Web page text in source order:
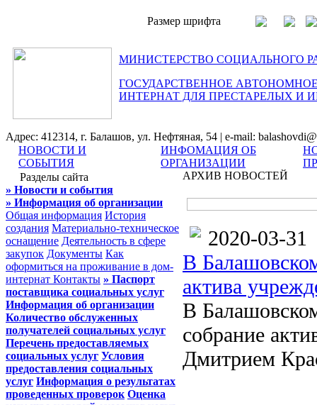
Размер шрифта
МИНИСТЕРСТВО СОЦИАЛЬНОГО
ГОСУДАРСТВЕННОЕ
ИНТЕРНАТ ДЛЯ ПРЕСТАРЕЛЫХ И
Адрес: 412314, г. Балашов, ул. Нефтяная, 54 | e-mail:
НОВОСТИ И
СОБЫТИЯ
ИНФОМАЦИЯ ОБ
ОРГАНИЗАЦИИ
Разделы сайта
» Новости и события
» Информация об организации
Общая информация История
создания Материально-техническое
оснащение Деятельность в сфере
закупок Документы Как
оформиться на проживание в дом-
интернат Контакты » Паспорт
поставщика социальных услуг
Информация об организации
Количество обслуженных
получателей социальных услуг
Перечень предоставляемых
социальных услуг Условия
предоставления социальных
услуг Информация о результатах
проведенных проверок Оценка
АРХИВ НОВОСТЕЙ
2020-03-31
В
актива
В
собрание
Дмитрием